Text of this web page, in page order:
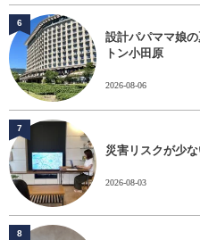
設計パパママ娘
トン小田原
2026-08-06
6
災害リスクが少
2026-08-03
7
8